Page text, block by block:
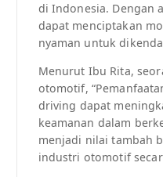
di Indonesia. Dengan
dapat menciptakan
nyaman untuk
Menurut Ibu Rita,
otomotif,
driving dapat
keamanan dalam
menjadi nilai tambah
industri otomotif